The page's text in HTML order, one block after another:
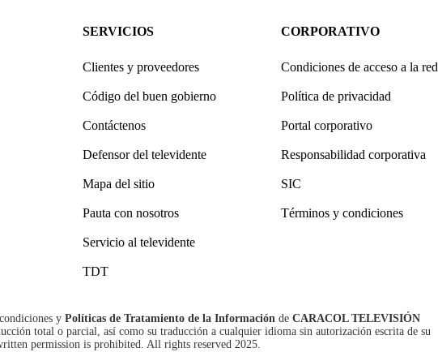
SERVICIOS
Clientes y proveedores
Código del buen gobierno
Contáctenos
Defensor del televidente
Mapa del sitio
Pauta con nosotros
Servicio al televidente
TDT
CORPORATIVO
Condiciones de acceso a la red
Política de privacidad
Portal corporativo
Responsabilidad corporativa
SIC
Términos y condiciones
y Políticas de Tratamiento de la Información de CARACOL TELEVISIÓN
total o parcial, así como su traducción a cualquier idioma sin autorización escrita de su
permission is prohibited. All rights reserved 2025.